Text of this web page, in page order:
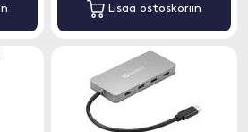
Lisää ostoskoriin